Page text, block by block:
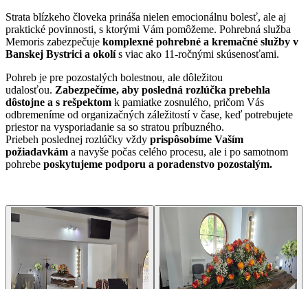
Strata blízkeho človeka prináša nielen emocionálnu bolesť, ale aj
praktické povinnosti, s ktorými Vám pomôžeme. Pohrebná služba
Memoris zabezpečuje komplexné pohrebné a kremačné služby v
Banskej Bystrici a okolís viac ako 11-ročnými skúsenosťami.
Pohreb je pre pozostalých bolestnou, ale dôležitou
udalosťou. Zabezpečíme, aby posledná rozlúčka prebehla
dôstojne a s rešpektom k pamiatke zosnulého, pričom Vás
odbremeníme od organizačných záležitostí v čase, keď potrebujete
priestor na vysporiadanie sa so stratou príbuzného.
Priebeh poslednej rozlúčky vždy prispôsobíme Vaším
požiadavkám a navyše počas celého procesu, ale i po samotnom
pohrebe poskytujeme podporu a poradenstvo pozostalým.